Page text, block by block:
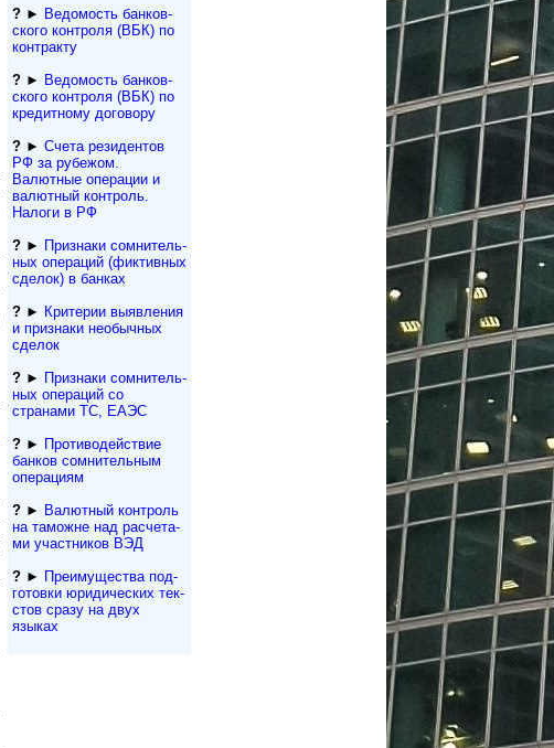
?► Ведомость бан­ков­
ско­го контроля (ВБК) по
контракту
?► Ведомость бан­ков­
ско­го контроля (ВБК) по
кредитному договору
?► Счета резидентов
РФ за рубежом.
Валютные операции и
валютный контроль.
Налоги в РФ
?► Признаки сомнитель­
ных операций (фиктивных
сделок) в банках
?► Критерии выявления
и признаки необычных
сделок
?► Признаки сомнитель­
ных операций со
странами ТС, ЕАЭС
?► Противодействие
банков сомнительным
операциям
?► Валютный контроль
на таможне над рас­че­та­
ми участников ВЭД
?► Преимущества под­
гото­вки юри­ди­чес­ких тек­
с­тов сразу на двух
языках